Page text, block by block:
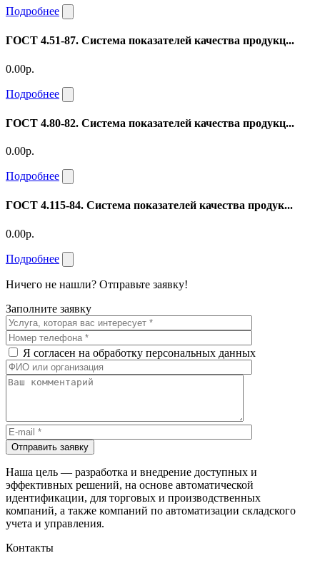
Подробнее
ГОСТ 4.51-87. Система показателей качества продукц...
0.00р.
Подробнее
ГОСТ 4.80-82. Система показателей качества продукц...
0.00р.
Подробнее
ГОСТ 4.115-84. Система показателей качества продук...
0.00р.
Подробнее
Ничего не нашли? Отправьте заявку!
Заполните заявку
Я согласен на обработку персональных данных
Отправить заявку
Наша цель — разработка и внедрение доступных и
эффективных решений, на основе автоматической
идентификации, для торговых и производственных
компаний, а также компаний по автоматизации складского
учета и управления.
Контакты